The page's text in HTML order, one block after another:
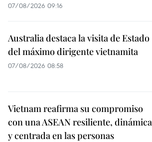
07/08/2026 09:16
Australia destaca la visita de Estado
del máximo dirigente vietnamita
07/08/2026 08:58
Vietnam reafirma su compromiso
con una ASEAN resiliente, dinámica
y centrada en las personas